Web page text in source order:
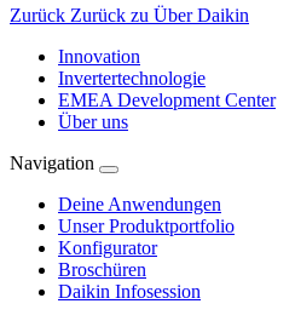
Zurück Zurück zu Über Daikin
Innovation
Invertertechnologie
EMEA Development Center
Über uns
Navigation
Deine Anwendungen
Unser Produktportfolio
Konfigurator
Broschüren
Daikin Infosession